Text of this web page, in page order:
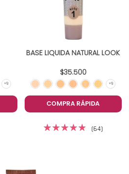
BASE LIQUIDA NATURAL LOOK
$35.500
COMPRA RÁPIDA
(64)